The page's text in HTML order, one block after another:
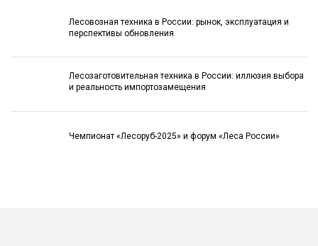
Лесовозная техника в России: рынок, эксплуатация и
перспективы обновления
Лесозаготовительная техника в России: иллюзия выбора
и реальность импортозамещения
Чемпионат «Лесоруб-2025» и форум «Леса России»